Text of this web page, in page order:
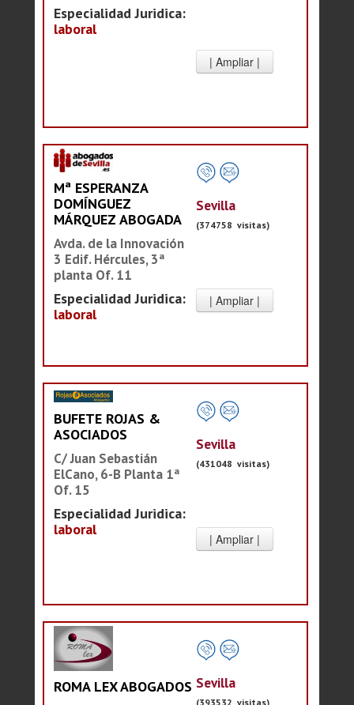
Especialidad Juridica:
laboral
Mª ESPERANZA
DOMÍNGUEZ
MÁRQUEZ ABOGADA
Avda. de la Innovación
3 Edif. Hércules, 3ª
planta Of. 11
Especialidad Juridica:
laboral
Sevilla
(374758 visitas)
BUFETE ROJAS &
ASOCIADOS
C/ Juan Sebastián
ElCano, 6-B Planta 1ª
Of. 15
Especialidad Juridica:
laboral
Sevilla
(431048 visitas)
ROMA LEX ABOGADOS Sevilla
(393532 visitas)